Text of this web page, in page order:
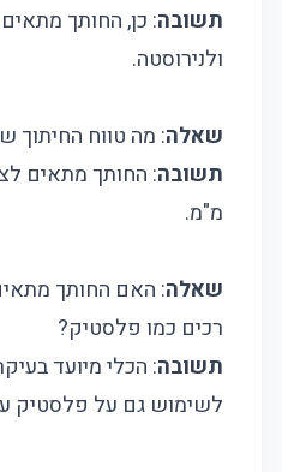
תשובה: כן, החותך
ולנירוסטה.
שאלה: מה טווח החיתוך
תשובה
מ"מ.
שאלה: האם החותך
רכים כמו פלסטיק?
תשובה: הכלי מיועד
לשימוש גם על פלסטיק